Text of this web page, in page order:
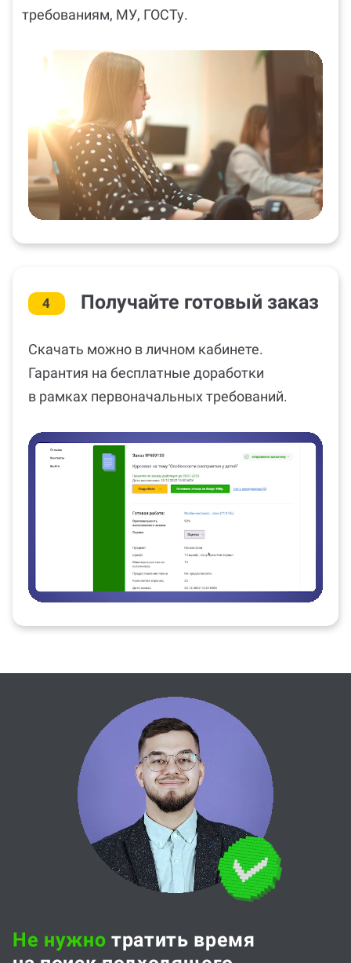
требованиям, МУ, ГОСТу.
4 Получайте готовый заказ
Скачать можно в личном кабинете.
Гарантия на бесплатные доработки
в рамках первоначальных требований.
Не нужно тратить время